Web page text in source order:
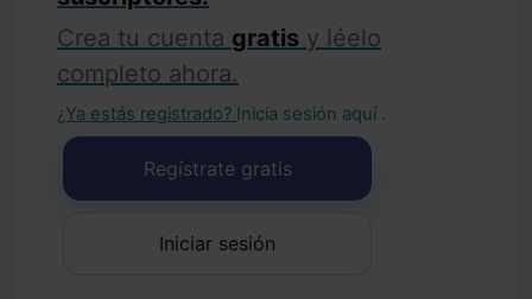
Crea tu cuenta gratis y léelo
completo ahora.
¿Ya estás registrado? Inicia sesión aquí .
Regístrate gratis
Iniciar sesión